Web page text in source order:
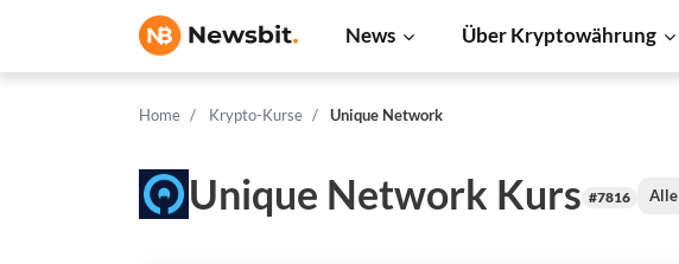
News Über Kryptowährung
Home Krypto-Kurse Unique Network
Unique Network Kurs #7816 Alle